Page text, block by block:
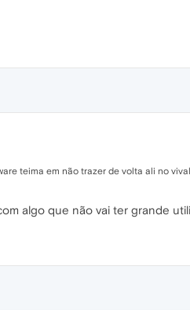
teima em não trazer de volta ali no
algo que não vai ter grande